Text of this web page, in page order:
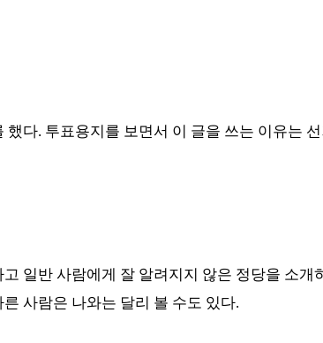
했다. 투표용지를 보면서 이 글을 쓰는 이유는
일반 사람에게 잘 알려지지 않은 정당을 소개
른 사람은 나와는 달리 볼 수도 있다.